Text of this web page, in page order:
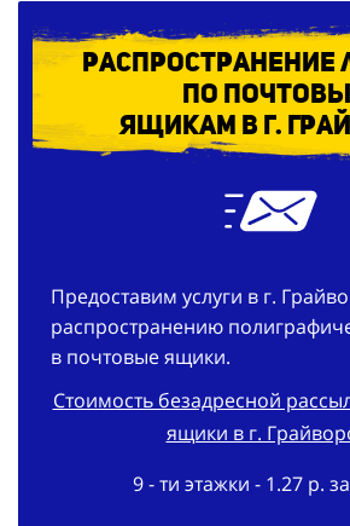
Распространение
по
ящикам в г.
распространению
в почтовые ящики.
Стоимость безадресной
ящики в г.
9 - ти этажки - 1.27 р. за
5 - ти этажки - 2.53 р.